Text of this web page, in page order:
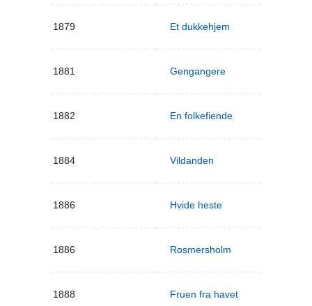
1879 Et dukkehjem
1881 Gengangere
1882 En folkefiende
1884 Vildanden
1886 Hvide heste
1886 Rosmersholm
1888 Fruen fra havet